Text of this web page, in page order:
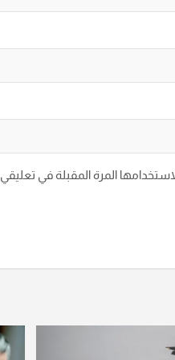
المرة المقبلة في تعليقي.